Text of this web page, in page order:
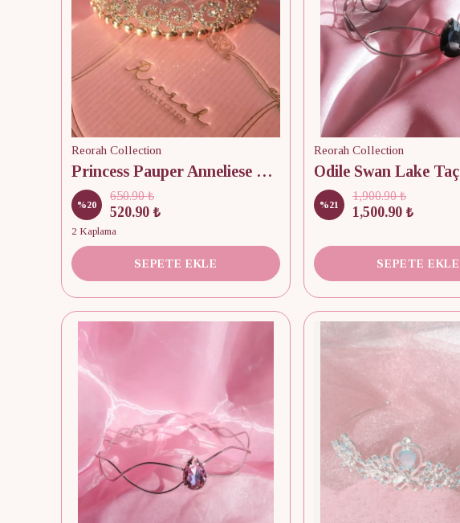
Reorah Collection
Princess Pauper Anneliese Crown (ÜRÜNDE DEFOLAR MEVCUTTUR)
%20
650.90 ₺
520.90 ₺
2 Kaplama
SEPETE EKLE
Reorah Collection
Odile Swan Lake Taç
%21
1,900.90 ₺
1,500.90 ₺
SEPETE EKLE